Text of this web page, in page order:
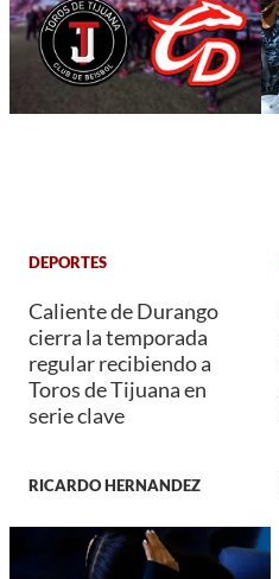
DEPORTES
Caliente de Durango
cierra la temporada
regular recibiendo a
Toros de Tijuana en
serie clave
RICARDO HERNANDEZ